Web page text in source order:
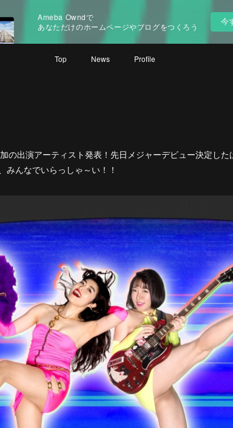
Ameba Owndで
あなただけのホームページやブログをつくろう
今
Top News Profile
の出演アーティスト発表！先日メジャーデビュー決定し
みんなでいらっしゃ～い！！